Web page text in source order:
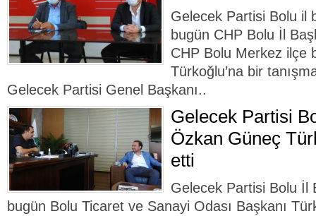
Gelecek Partisi Bolu il
bugün CHP Bolu İl
CHP Bolu Merkez ilçe
Türkoğlu’na bir
Gelecek Partisi Genel Başkanı..
Gelecek Partisi
Özkan Güneç
etti
Gelecek Partisi Bolu İl
bugün Bolu Ticaret ve Sanayi Odası Başkanı